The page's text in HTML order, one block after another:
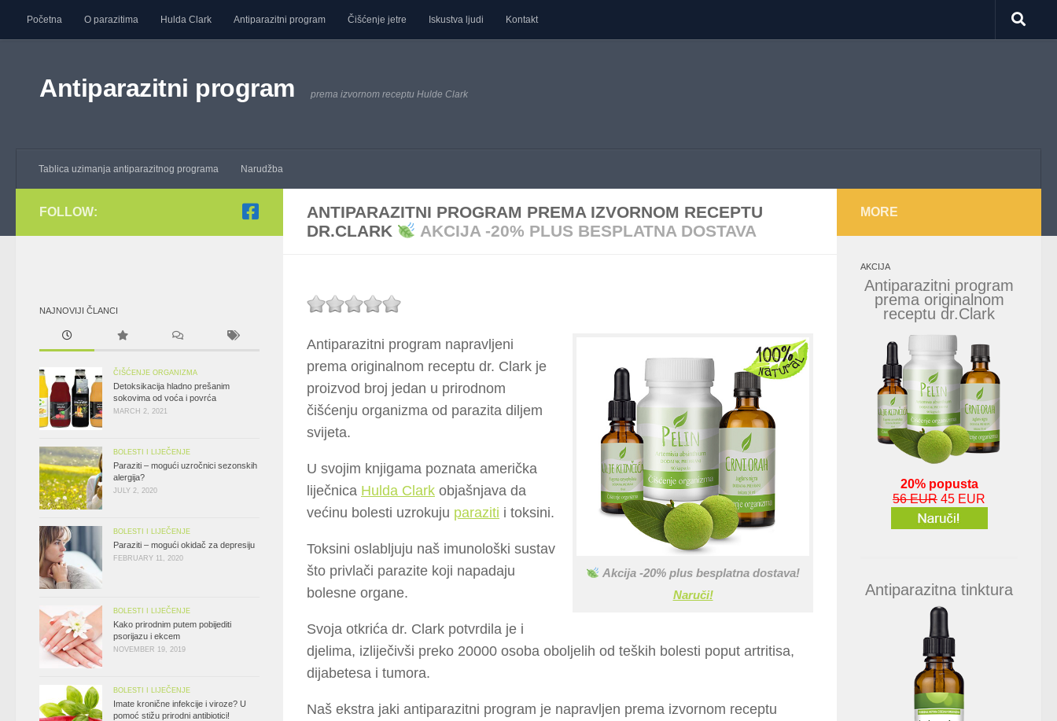
Skip to content
Početna O parazitima Hulda Clark Antiparazitni program Čišćenje jetre Iskustva ljudi Kontakt
Antiparazitni program prema izvornom receptu Hulde Clark
Tablica uzimanja antiparazitnog programa Narudžba
ANTIPARAZITNI PROGRAM PREMA IZVORNOM RECEPTU
DR.CLARK
AKCIJA -20% PLUS BESPLATNA DOSTAVA
Akcija -20% plus besplatna dostava!
Naruči!
Antiparazitni program napravljeni
prema originalnom receptu dr. Clark je
proizvod broj jedan u prirodnom
čišćenju organizma od parazita diljem
svijeta.
U svojim knjigama poznata američka
liječnica Hulda Clark objašnjava da
većinu bolesti uzrokuju paraziti i toksini.
Toksini oslabljuju naš imunološki sustav
što privlači parazite koji napadaju
bolesne organe.
Svoja otkrića dr. Clark potvrdila je i
djelima, izliječivši preko 20000 osoba oboljelih od teških bolesti poput artritisa,
dijabetesa i tumora.
Naš ekstra jaki antiparazitni program je napravljen prema izvornom receptu
FOLLOW:
NAJNOVIJI ČLANCI
ČIŠĆENJE ORGANIZMA
Detoksikacija hladno prešanim
sokovima od voća i povrća
MARCH 2, 2021
BOLESTI I LIJEČENJE
Paraziti – mogući uzročnici sezonskih
alergija?
JULY 2, 2020
BOLESTI I LIJEČENJE
Paraziti – mogući okidač za depresiju
FEBRUARY 11, 2020
BOLESTI I LIJEČENJE
Kako prirodnim putem pobijediti
psorijazu i ekcem
NOVEMBER 19, 2019
BOLESTI I LIJEČENJE
Imate kronične infekcije i viroze? U
pomoć stižu prirodni antibiotici!
MORE
AKCIJA
Antiparazitni program
prema originalnom
receptu dr.Clark
20% popusta
56 EUR 45 EUR
Antiparazitna tinktura